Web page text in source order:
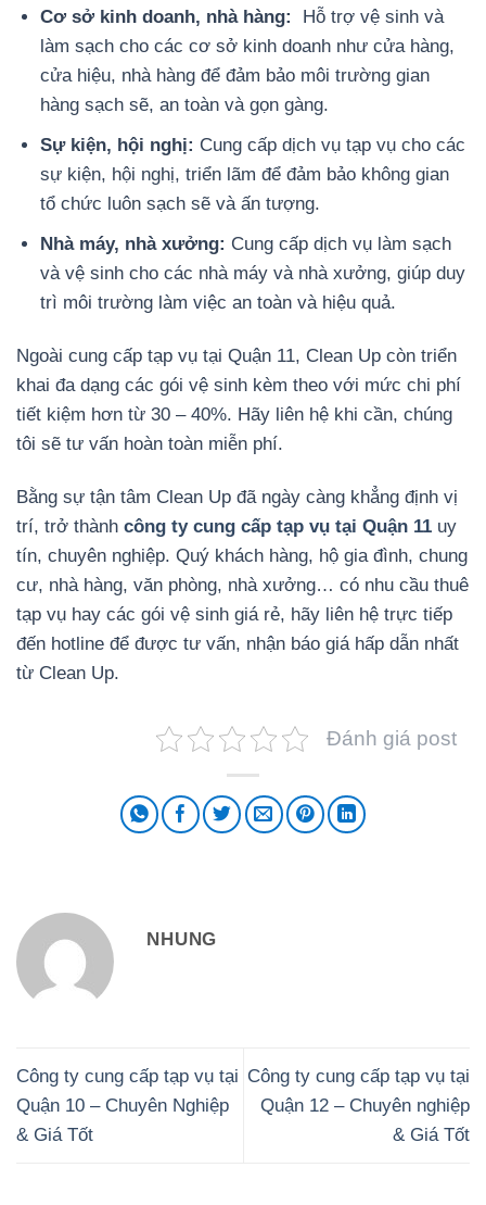
Cơ sở kinh doanh, nhà hàng:
Hỗ trợ vệ sinh và
làm sạch cho các cơ sở kinh doanh như cửa hàng,
cửa hiệu, nhà hàng để đảm bảo môi trường gian
hàng sạch sẽ, an toàn và gọn gàng.
Sự kiện, hội nghị: Cung cấp dịch vụ tạp vụ cho các
sự kiện, hội nghị, triển lãm để đảm bảo không gian
tổ chức luôn sạch sẽ và ấn tượng.
Nhà máy, nhà xưởng: Cung cấp dịch vụ làm sạch
và vệ sinh cho các nhà máy và nhà xưởng, giúp duy
trì môi trường làm việc an toàn và hiệu quả.
Ngoài cung cấp tạp vụ tại Quận 11, Clean Up còn triển
khai đa dạng các gói vệ sinh kèm theo với mức chi phí
tiết kiệm hơn từ 30 – 40%. Hãy liên hệ khi cần, chúng
tôi sẽ tư vấn hoàn toàn miễn phí.
Bằng sự tận tâm Clean Up đã ngày càng khẳng định vị
trí, trở thành công ty cung cấp tạp vụ tại Quận 11 uy
tín, chuyên nghiệp. Quý khách hàng, hộ gia đình, chung
cư, nhà hàng, văn phòng, nhà xưởng… có nhu cầu thuê
tạp vụ hay các gói vệ sinh giá rẻ, hãy liên hệ trực tiếp
đến hotline để được tư vấn, nhận báo giá hấp dẫn nhất
từ Clean Up.
Đánh giá post
NHUNG
Công ty cung cấp tạp vụ tại
Quận 10 – Chuyên Nghiệp
& Giá Tốt
Công ty cung cấp tạp vụ tại
Quận 12 – Chuyên nghiệp
& Giá Tốt